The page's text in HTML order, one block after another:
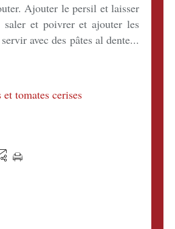
Ajouter le persil et laisser
et poivrer et ajouter les
avec des pâtes al dente...